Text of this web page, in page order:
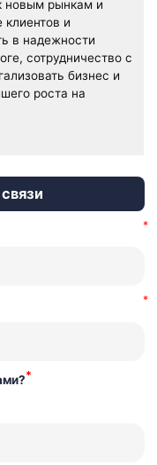
новым рынкам и
клиентов и
в надежности
сотрудничество с
бизнес и
роста на
*